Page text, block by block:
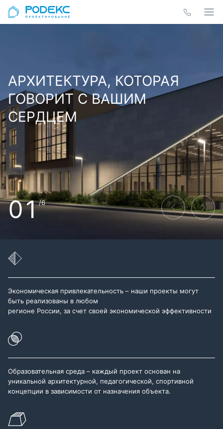
АРХИТЕКТУРА, КОТОРАЯ
ГОВОРИТ С ВАШИМ
СЕРДЦЕМ
01/6
Экономическая привлекательность – наши проекты могут
быть реализованы в любом
регионе России, за счет своей экономической эффективности
Образовательная среда – каждый проект основан на
уникальной архитектурной, педагогической, спортивной
концепции в зависимости от назначения объекта.